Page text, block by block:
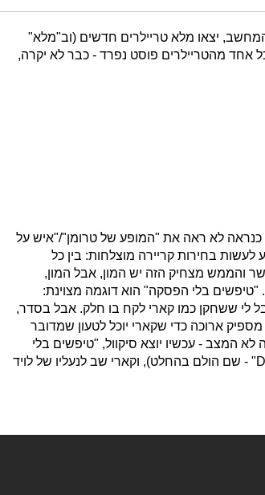
היחיד שבו אני לא מבלה 24/7 על המחשב, יצאו מלא טריילרים חדשים (וב"מלא"
אחד מהטריילרים פוסט נפרד - כבר לא יקרה,
כנראה לא ראה את "המופע של טרומן"/"איש על
בחירות קריירה מוצלחות: בין כל
והממש מצחיק הזה יש המון, אבל המון,
בלי הפסקה" הוא דוגמה מצוינת:
לי ששחקן כמו קארי לקח בו חלק. אבל בסדר,
ארוכה כדי שקארי יוכל לטעון שמדובר
המצב - עכשיו יוצא סיקוול, "טיפשים בלי
הפסקה 2" (או באנגלית: "Dumb and Dumber To" - שם הולם בהחלט), וקארי שב לנעליו של לויד